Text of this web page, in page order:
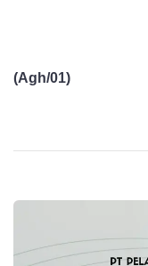
(Agh/01)